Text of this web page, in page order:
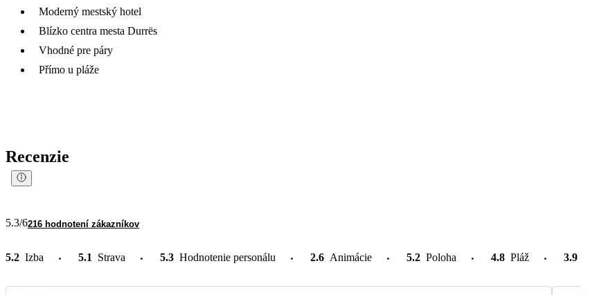
Moderný mestský hotel
Blízko centra mesta Durrës
Vhodné pre páry
Přímo u pláže
Recenzie
5.3/6216 hodnotení zákazníkov
5.2 Izba 5.1 Strava 5.3 Hodnotenie personálu 2.6 Animácie 5.2 Poloha 4.8 Pláž 3.9